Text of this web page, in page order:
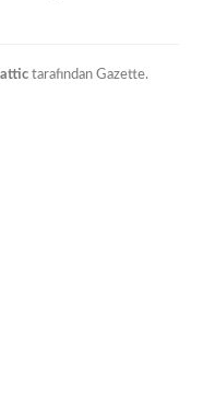
tarafından Gazette.